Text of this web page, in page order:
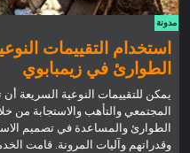
مدونة
استخدام التقييمات
الطوارئ في زيمبابوي
يمكن للتقييمات النوعية السريعة
المجتمعي والتأهب والاستجابة من
الطوارئ والمساعدة في تصميم
وقدراتهم وآليات المرونة. قامت